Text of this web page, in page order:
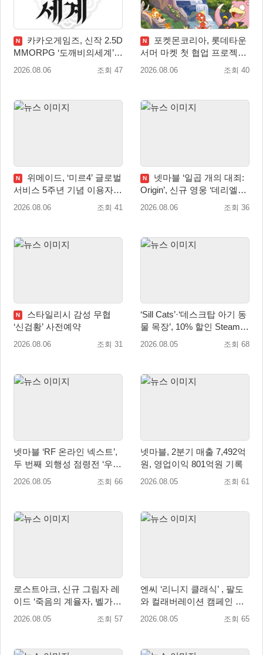
N
카카오게임즈, 신작 2.5D
MMORPG ‘도깨비의세계’
천만 배우 박지훈 광고 모델
2026.08.06 조회 47
N
포켓몬코리아, 롯데타운
서머 마켓 첫 협업 프로젝트
‘포켓몬 별빛낙원’ 개최
2026.08.06 조회 40
N
위메이드, ‘미르4’ 글로벌
서비스 5주년 기념 이용자
헌정 영상 공개
2026.08.06 조회 41
N
넷마블 ‘일곱 개의 대죄:
Origin’, 신규 영웅 ‘데리엘리’
업데이트 실시
2026.08.06 조회 36
N
스타일리시 감성 무협
‘신검황’ 사전예약
2026.08.06 조회 31
‘Sill Cats’·‘데스크탑 아기 동
물 목장’, 10% 할인 Steam
번들 판매
2026.08.05 조회 68
넷마블 ‘RF 온라인 넥스트’,
두 번째 외행성 점령전 ‘우샤
스 워존’ 등 업데이트 실시
2026.08.05 조회 66
넷마블, 2분기 매출 7,492억
원, 영업이익 801억원 기록
2026.08.05 조회 61
로스트아크, 신규 그림자 레
이드 ‘죽음의 계율자, 벨가르
딘’ 업데이트
2026.08.05 조회 57
엔씨 ‘리니지 클래식’ , 팔도
와 컬래버레이션 캠페인 진
행
2026.08.05 조회 65